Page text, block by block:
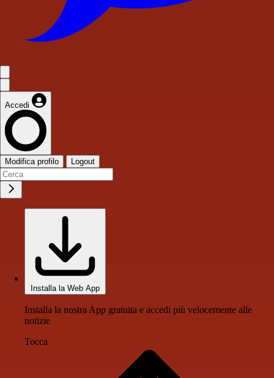
Accedi
Modifica profilo Logout
Installa la Web App
Installa la nostra App gratuita e accedi più velocemente alle
notizie
Tocca